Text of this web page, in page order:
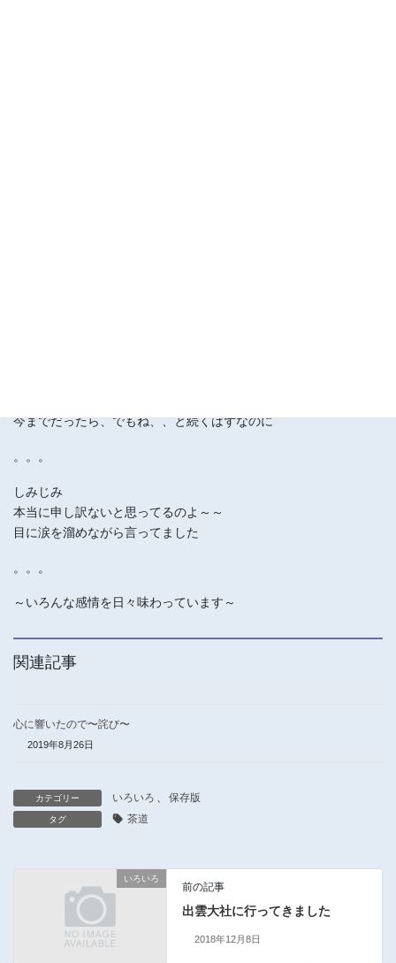
今までだったら、でもね、、と続くはずなのに
。。。
しみじみ
本当に申し訳ないと思ってるのよ～～
目に涙を溜めながら言ってました
。。。
～いろんな感情を日々味わっています～
関連記事
心に響いたので〜詫び〜
2019年8月26日
カテゴリー いろいろ 、 保存版
タグ 茶道
いろいろ
前の記事
出雲大社に行ってきました
2018年12月8日